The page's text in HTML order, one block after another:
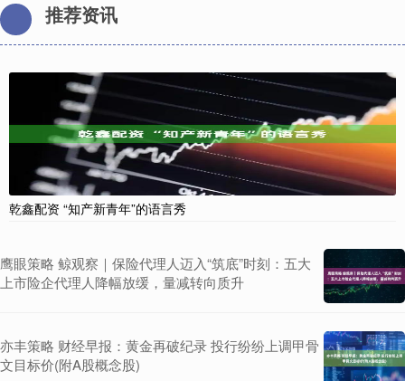
推荐资讯
乾鑫配资 “知产新青年”的语言秀
鹰眼策略 鲸观察｜保险代理人迈入“筑底”时刻：五大
上市险企代理人降幅放缓，量减转向质升
亦丰策略 财经早报：黄金再破纪录 投行纷纷上调甲骨
文目标价(附A股概念股)